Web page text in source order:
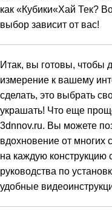
как «Кубики«Хай Тек?
выбор зависит от вас!
Итак, вы готовы, чтобы
измерение к вашему
сделать, это выбрать
украшать! Что еще
3dnnov.ru. Вы можете
вдохновение от многих
на каждую конструкцию
руководства по
удобные